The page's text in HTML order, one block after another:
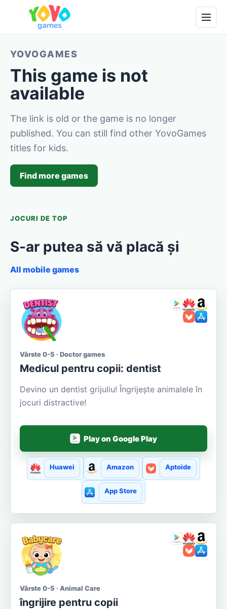
YOVOGAMES
This game is not
available
The link is old or the game is no longer
published. You can still find other YovoGames
titles for kids.
Find more games
JOCURI DE TOP
S-ar putea să vă placă și
All mobile games
Vârste 0-5 · Doctor games
Medicul pentru copii: dentist
Devino un dentist grijuliu! Îngrijește animalele în
jocuri distractive!
Play on Google Play
Huawei Amazon Aptoide
App Store
Vârste 0-5 · Animal Care
îngrijire pentru copii